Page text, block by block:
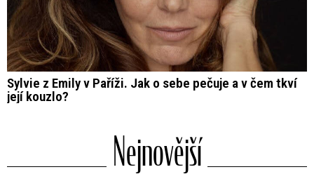
Sylvie z Emily v Paříži. Jak o sebe pečuje a v čem tkví
její kouzlo?
Nejnovější